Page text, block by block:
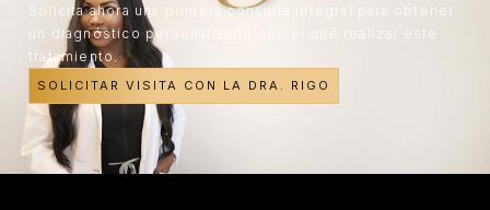
Solicita ahora una primera consulta integral para obtener
un diagnóstico personalizado con el que realizar este
tratamiento.
SOLICITAR VISITA CON LA DRA. RIGO